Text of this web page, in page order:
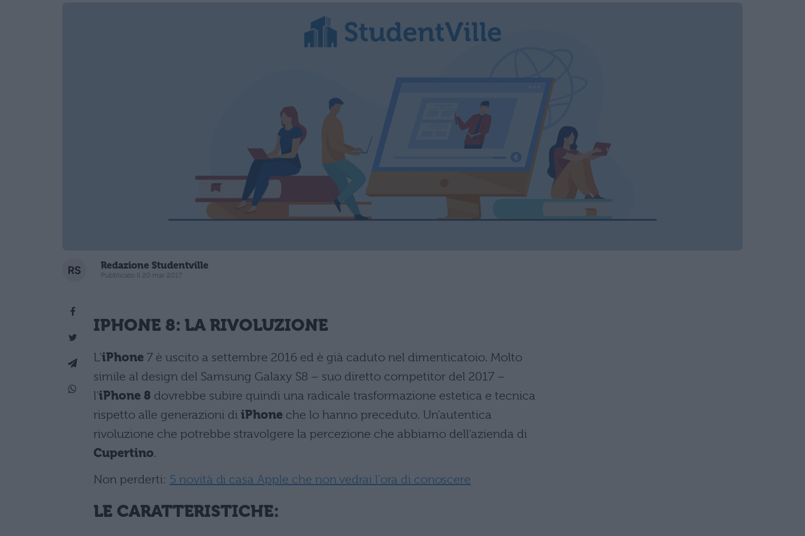
Redazione Studentville
Pubblicato il 20 mar 2017
IPHONE 8: LA RIVOLUZIONE
L’iPhone 7 è uscito a settembre 2016 ed è già caduto nel dimenticatoio. Molto
simile al design del Samsung Galaxy S8 – suo diretto competitor del 2017 –
l’iPhone 8 dovrebbe subire quindi una radicale trasformazione estetica e tecnica
rispetto alle generazioni di iPhone che lo hanno preceduto. Un'autentica
rivoluzione che potrebbe stravolgere la percezione che abbiamo dell'azienda di
Cupertino.
Non perderti: 5 novità di casa Apple che non vedrai l'ora di conoscere
LE CARATTERISTICHE: